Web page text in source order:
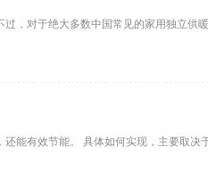
，对于绝大多数中国常见的家用独立供
能有效节能。 具体如何实现，主要取决